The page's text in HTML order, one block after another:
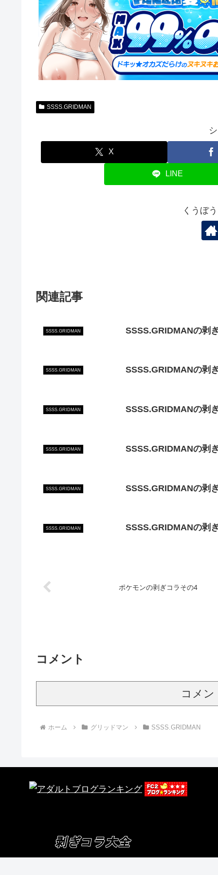
SSSS.GRIDMAN
X
LINE
くうぼ
関連記事
SSSS.GRIDMAN SSSS.GRIDMANの剥
SSSS.GRIDMAN SSSS.GRIDMANの剥
SSSS.GRIDMAN SSSS.GRIDMANの剥
SSSS.GRIDMAN SSSS.GRIDMANの剥
SSSS.GRIDMAN SSSS.GRIDMANの剥
SSSS.GRIDMAN SSSS.GRIDMANの剥
ポケモンの剥ぎコラその4
コメント
コメン
ホーム グリッドマン SSSS.GRIDMAN